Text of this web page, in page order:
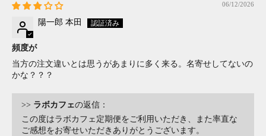
06/12/2026
陽一郎 本田
頻度が
当方の注文違いとは思うがあまりに多く来る。名寄せしてないの
かな？？？
>> ラボカフェの返信：
この度はラボカフェ定期便をご利用いただき、また率直な
ご感想をお寄せいただきありがとうございます。